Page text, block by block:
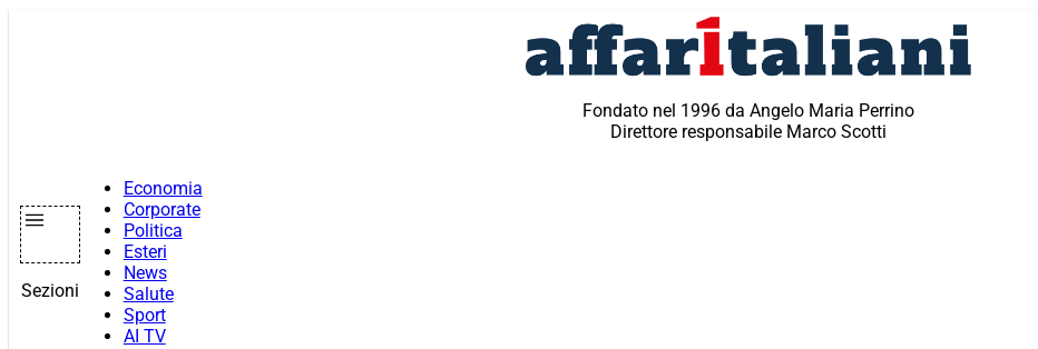
Fondato nel 1996 da Angelo Maria Perrino
Direttore responsabile Marco Scotti
Sezioni
Economia
Corporate
Politica
Esteri
News
Salute
Sport
AI TV